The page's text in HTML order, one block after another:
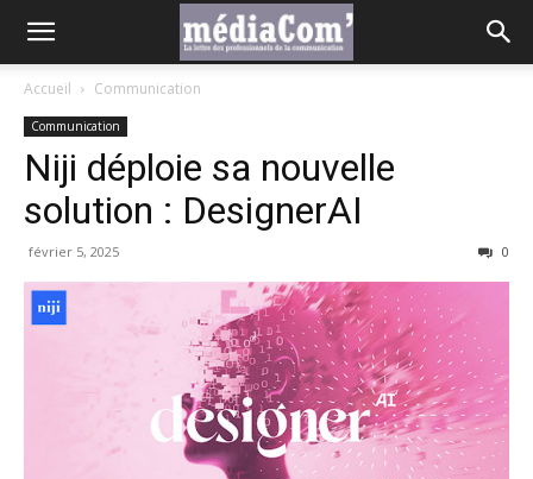
Accueil Communication
Communication
Niji déploie sa nouvelle
solution : DesignerAI
février 5, 2025 0